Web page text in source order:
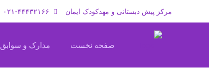
مرکز پیش دبستانی و مهدکودک ایمان ۰۲۱-۴۴۴۳۲۱۶۶
صفحه نخست مدارک و سوابق